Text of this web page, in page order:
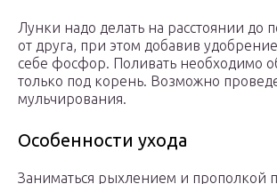
Лунки надо делать на расстоянии до
от друга, при этом добавив
себе фосфор. Поливать необходимо
только под корень. Возможно
мульчирования.
Особенности ухода
Заниматься рыхлением и прополкой